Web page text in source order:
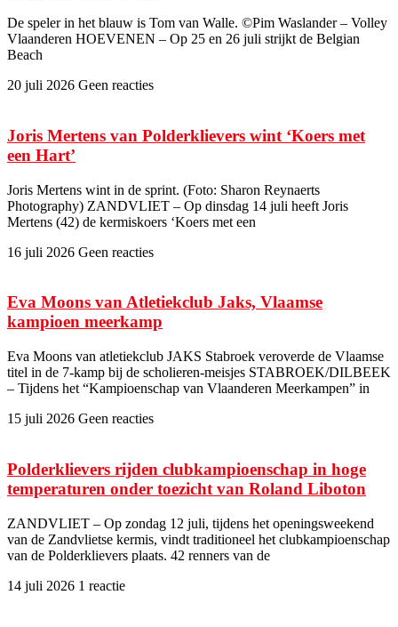
De speler in het blauw is Tom van Walle. ©Pim Waslander – Volley
Vlaanderen HOEVENEN – Op 25 en 26 juli strijkt de Belgian
Beach
20 juli 2026 Geen reacties
Joris Mertens van Polderklievers wint ‘Koers met
een Hart’
Joris Mertens wint in de sprint. (Foto: Sharon Reynaerts
Photography) ZANDVLIET – Op dinsdag 14 juli heeft Joris
Mertens (42) de kermiskoers ‘Koers met een
16 juli 2026 Geen reacties
Eva Moons van Atletiekclub Jaks, Vlaamse
kampioen meerkamp
Eva Moons van atletiekclub JAKS Stabroek veroverde de Vlaamse
titel in de 7-kamp bij de scholieren-meisjes STABROEK/DILBEEK
– Tijdens het “Kampioenschap van Vlaanderen Meerkampen” in
15 juli 2026 Geen reacties
Polderklievers rijden clubkampioenschap in hoge
temperaturen onder toezicht van Roland Liboton
ZANDVLIET – Op zondag 12 juli, tijdens het openingsweekend
van de Zandvlietse kermis, vindt traditioneel het clubkampioenschap
van de Polderklievers plaats. 42 renners van de
14 juli 2026 1 reactie